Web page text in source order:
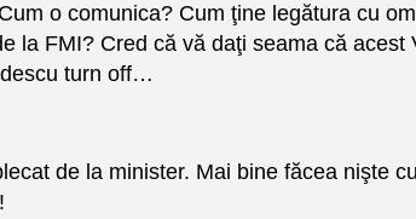
o comunica? Cum ţine legătura cu
la FMI? Cred că vă daţi seama că acest
turn off…
de la minister. Mai bine făcea nişte